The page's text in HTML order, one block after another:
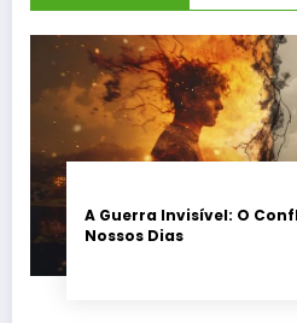
A Guerra Invisível: O
Nossos Dias